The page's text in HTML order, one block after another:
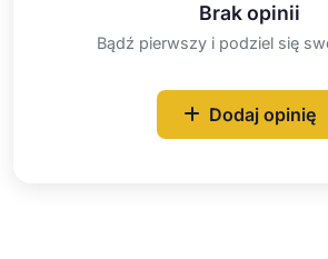
Brak opinii
Bądź pierwszy i podziel się
Dodaj opinię